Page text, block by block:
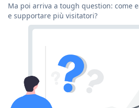
Ma poi arriva a tough question: come
e supportare più visitatori?